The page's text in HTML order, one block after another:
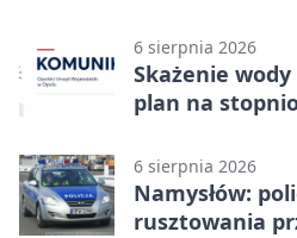
6 sierpnia 2026
Skażenie
plan na
6 sierpnia 2026
Namysłów:
rusztowania